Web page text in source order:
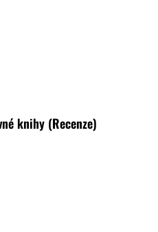
knihy (Recenze)